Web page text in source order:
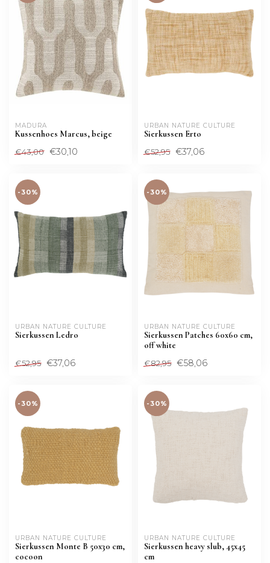
MADURA
Kussenhoes Marcus, beige
€43,00 €30,10
URBAN NATURE CULTURE
Sierkussen Erto
€52,95 €37,06
-30%
URBAN NATURE CULTURE
Sierkussen Ledro
€52,95 €37,06
-30%
URBAN NATURE CULTURE
Sierkussen Patches 60x60 cm,
off white
€82,95 €58,06
-30%
URBAN NATURE CULTURE
Sierkussen Monte B 50x30 cm,
cocoon
-30%
URBAN NATURE CULTURE
Sierkussen heavy slub, 45x45
cm